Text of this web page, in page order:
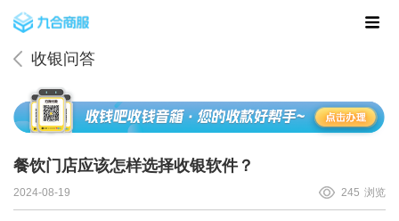
收银问答
餐饮门店应该怎样选择收银软件？
245 浏览
2024-08-19